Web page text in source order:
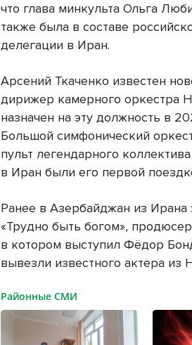
что глава минкульта Ольга
также была в составе
делегации в Иран.
Арсений Ткаченко известен
дирижер камерного оркестра
назначен на эту должность в
Большой симфонический
пульт легендарного
в Иран были его первой
Ранее в Азербайджан из Ирана
«Трудно быть богом»,
в котором выступил Фёдор
вывезли известного актера из
Районные СМИ